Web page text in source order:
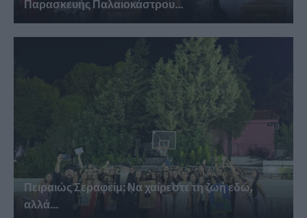
Παρασκευής Παλαιοκάστρου...
Πειραιώς Σεραφείμ: Να χαίρεστε τη ζωή εδώ,
αλλά...